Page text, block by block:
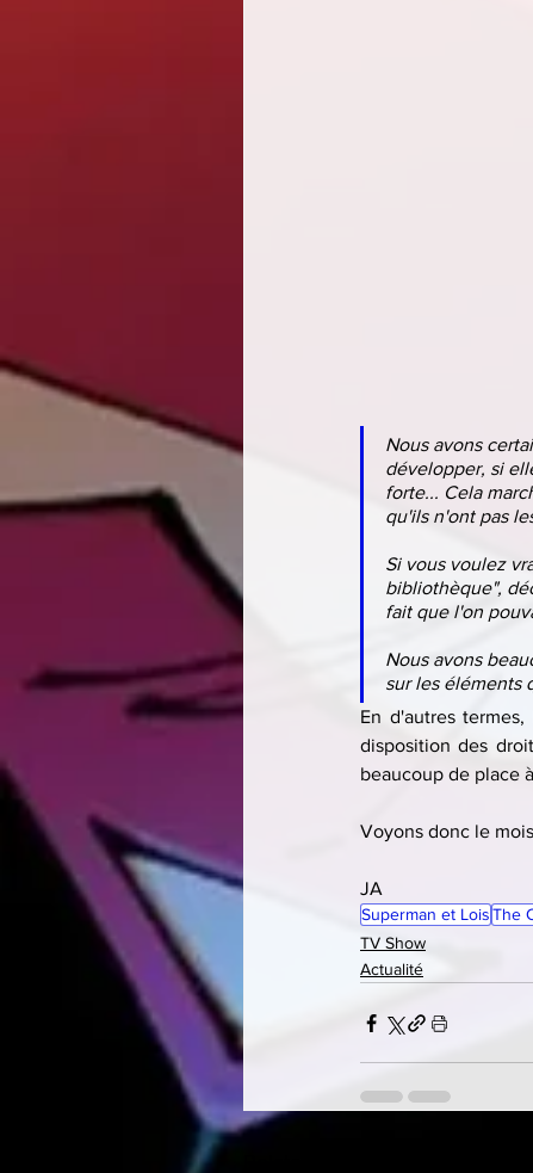
Nous avons
développer, si
forte... Cela
qu'ils n'ont pas
Si vous voulez
bibliothèque",
fait que l'on
Nous avons
sur les éléments
En d'autres
disposition des
beaucoup de place à
Voyons donc le
JA
Superman et LoisThe
TV Show
Actualité